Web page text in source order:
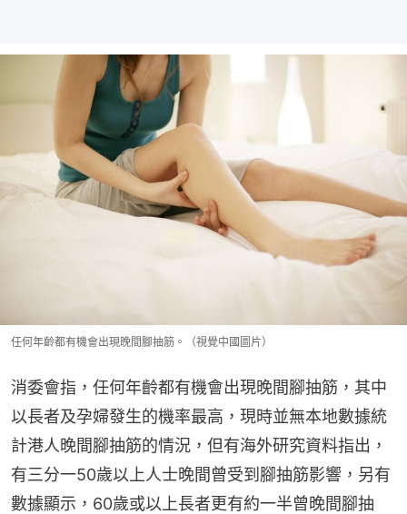
任何年齡都有機會出現晚間腳抽筋。（視覺中國圖片）
消委會指，任何年齡都有機會出現晚間腳抽筋，其中
以長者及孕婦發生的機率最高，現時並無本地數據統
計港人晚間腳抽筋的情況，但有海外研究資料指出，
有三分一50歲以上人士晚間曾受到腳抽筋影響，另有
數據顯示，60歲或以上長者更有約一半曾晚間腳抽